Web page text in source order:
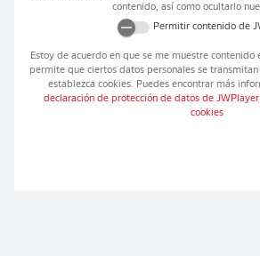
contenido, así como ocultarlo
Permitir contenido de
Estoy de acuerdo en que se me muestre contenido
permite que ciertos datos personales se transmitan
establezca cookies. Puedes encontrar más
declaración de protección de datos de JWPlayer
cookies